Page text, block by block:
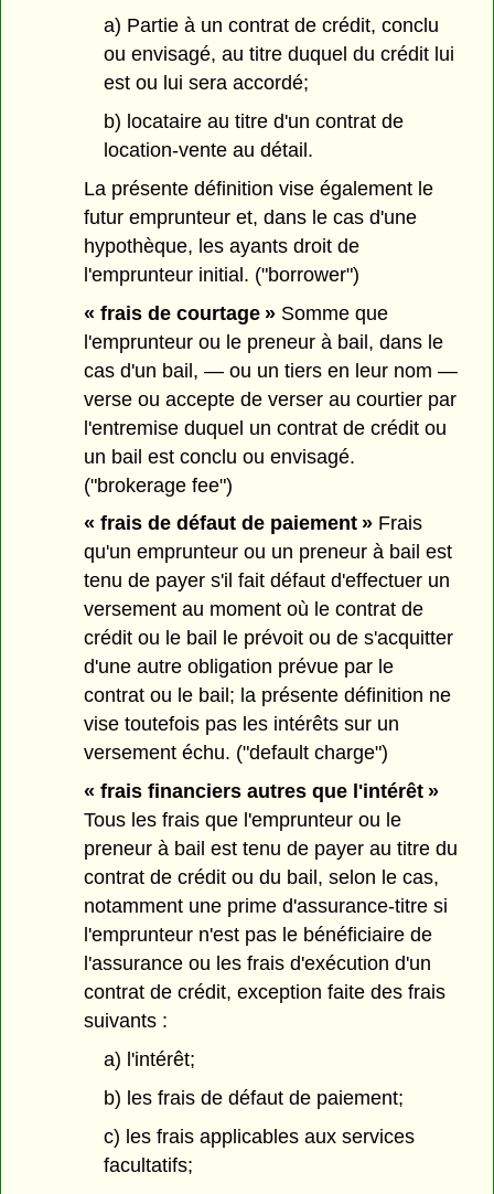
a) Partie à un contrat de crédit, conclu
ou envisagé, au titre duquel du crédit lui
est ou lui sera accordé;
b) locataire au titre d'un contrat de
location-vente au détail.
La présente définition vise également le
futur emprunteur et, dans le cas d'une
hypothèque, les ayants droit de
l'emprunteur initial. ("borrower")
« frais de courtage » Somme que
l'emprunteur ou le preneur à bail, dans le
cas d'un bail, — ou un tiers en leur nom —
verse ou accepte de verser au courtier par
l'entremise duquel un contrat de crédit ou
un bail est conclu ou envisagé.
("brokerage fee")
« frais de défaut de paiement » Frais
qu'un emprunteur ou un preneur à bail est
tenu de payer s'il fait défaut d'effectuer un
versement au moment où le contrat de
crédit ou le bail le prévoit ou de s'acquitter
d'une autre obligation prévue par le
contrat ou le bail; la présente définition ne
vise toutefois pas les intérêts sur un
versement échu. ("default charge")
« frais financiers autres que l'intérêt »
Tous les frais que l'emprunteur ou le
preneur à bail est tenu de payer au titre du
contrat de crédit ou du bail, selon le cas,
notamment une prime d'assurance-titre si
l'emprunteur n'est pas le bénéficiaire de
l'assurance ou les frais d'exécution d'un
contrat de crédit, exception faite des frais
suivants :
a) l'intérêt;
b) les frais de défaut de paiement;
c) les frais applicables aux services
facultatifs;